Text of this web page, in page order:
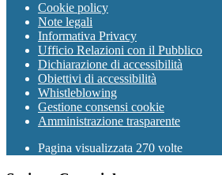
Cookie policy
Note legali
Informativa Privacy
Ufficio Relazioni con il Pubblico
Dichiarazione di accessibilità
Obiettivi di accessibilità
Whistleblowing
Gestione consensi cookie
Amministrazione trasparente
Pagina visualizzata 270 volte